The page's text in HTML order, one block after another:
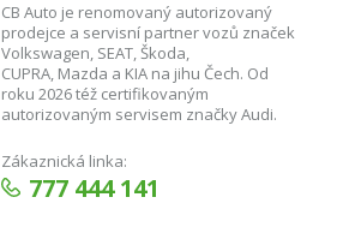
CB Auto je renomovaný autorizovaný
prodejce a servisní partner vozů značek
Volkswagen, SEAT, Škoda,
CUPRA, Mazda a KIA na jihu Čech. Od
roku 2026 též certifikovaným
autorizovaným servisem značky Audi.
Zákaznická linka:
777 444 141